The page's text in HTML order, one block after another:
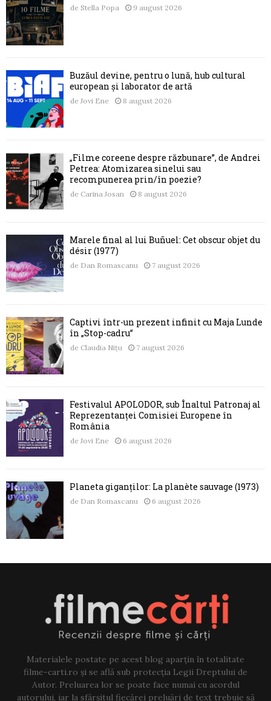
de Stella Popa 9 august 2026
Buzăul devine, pentru o lună, hub cultural
european și laborator de artă
de Jovi Ene 8 august 2026
„Filme coreene despre răzbunare”, de Andrei
Petrea: Atomizarea sinelui sau
recompunerea prin/în poezie?
de Carina Josan 8 august 2026
Marele final al lui Buñuel: Cet obscur objet du
désir (1977)
de Dan Romascanu 7 august 2026
Captivi într-un prezent infinit cu Maja Lunde
în „Stop-cadru”
de Claudia Nițu 7 august 2026
Festivalul APOLODOR, sub Înaltul Patronaj al
Reprezentanței Comisiei Europene în
România
de Jovi Ene 6 august 2026
Planeta giganților: La planète sauvage (1973)
de Dan Romascanu 6 august 2026
Materialele postate pe acest blog aparțin în totalitate
filme-carti.ro și se află sub protecția Legii Dreptului de
Autor. Preluarea lor se poate face numai cu acordul
autorului, iar la sfârșitul fiecărei preluări de text trebuie să